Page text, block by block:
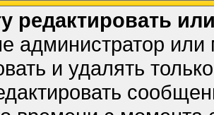
редактировать
администратор
и удалять